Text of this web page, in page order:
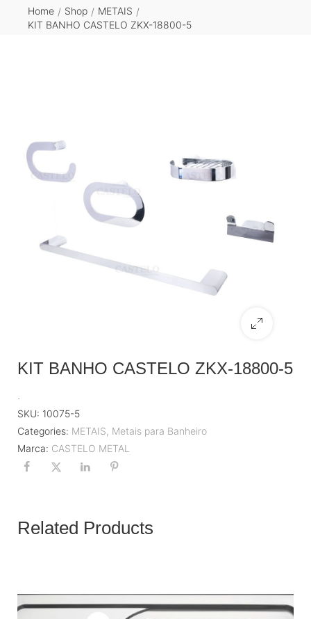
Home / Shop / METAIS /
KIT BANHO CASTELO ZKX-18800-5
KIT BANHO CASTELO ZKX-18800-5
.
SKU: 10075-5
Categories: METAIS, Metais para Banheiro
Marca: CASTELO METAL
Related Products